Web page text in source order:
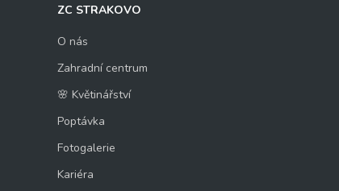
ZC STRAKOVO
O nás
Zahradní centrum
🌸 Květinářství
Poptávka
Fotogalerie
Kariéra